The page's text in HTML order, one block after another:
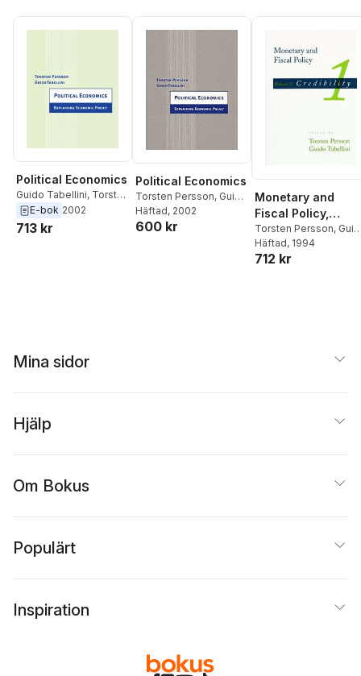
Political Economics
Guido Tabellini, Torsten
Persson
E-bok 2002
713 kr
Political Economics
Torsten Persson, Guido
Tabellini
Häftad, 2002
600 kr
Monetary and
Fiscal Policy,
Volume 1:
Credibility
Torsten Persson,
Tabellini
Häftad, 1994
712 kr
Mina sidor
Hjälp
Om Bokus
Populärt
Inspiration